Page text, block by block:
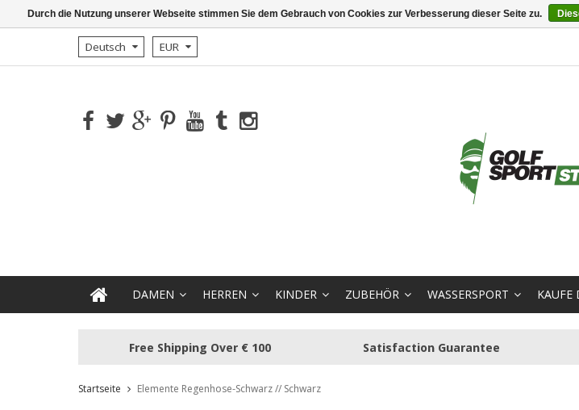
Deutsch EUR
DAMEN HERREN KINDER ZUBEHÖR WASSERSPORT KAUFE
Free Shipping Over € 100 Satisfaction Guarantee
Startseite Elemente Regenhose-Schwarz // Schwarz
Durch die Nutzung unserer Webseite stimmen Sie dem Gebrauch von Cookies zur Verbesserung dieser Seite zu.